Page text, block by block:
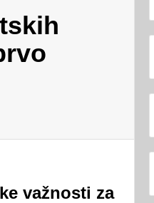
važnosti za